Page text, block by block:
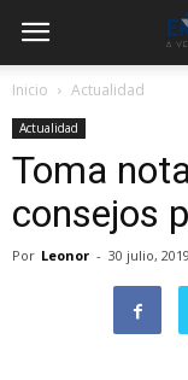
Inicio Actualidad
Actualidad
Toma
consejos
Por Leonor - 30 julio, 2019